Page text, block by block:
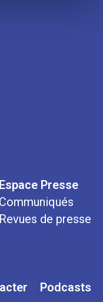
Espace Presse
Communiqués
Revues de presse
Podcasts